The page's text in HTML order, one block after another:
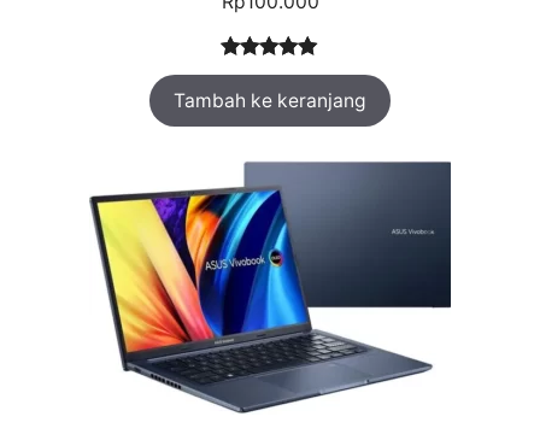
Peringkat
5.00dari 5
1
penilaian
pelanggan
Tambah ke keranjang